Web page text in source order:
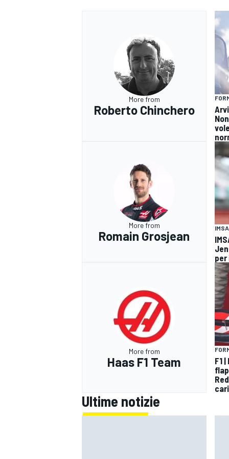
More from
Roberto Chinchero
More from
Romain Grosjean
IMSA
More from
Haas F1 Team
F1
Ultime notizie